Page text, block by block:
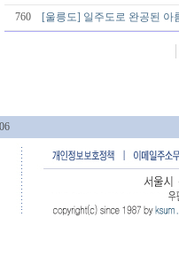
760 [울릉도] 일주도로 완공된 아